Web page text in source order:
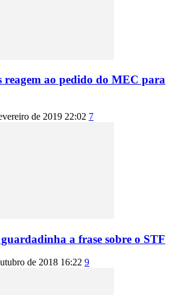
reagem ao pedido do MEC para
de 2019 22:02 7
a frase sobre o STF
de 2018 16:22 9